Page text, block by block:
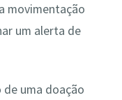
movimentação
um alerta de
de uma doação